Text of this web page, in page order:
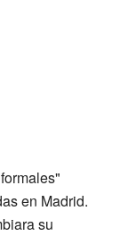
en Madrid.
su